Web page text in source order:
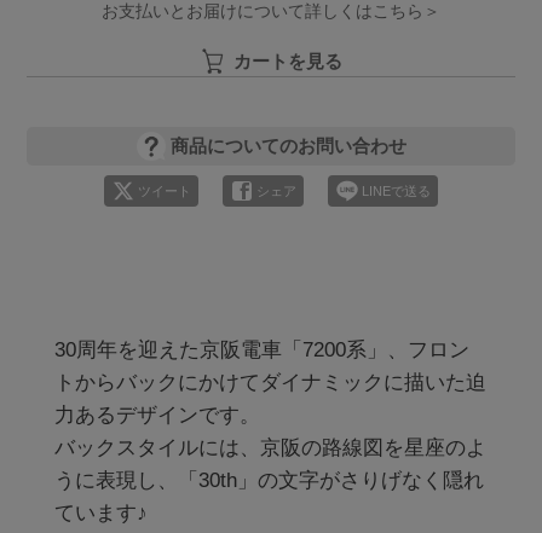
お支払いとお届けについて詳しくはこちら＞
カートを見る
商品についてのお問い合わせ
ツイート シェア LINEで送る
30周年を迎えた京阪電車「7200系」、フロン
トからバックにかけてダイナミックに描いた迫
力あるデザインです。
バックスタイルには、京阪の路線図を星座のよ
うに表現し、「30th」の文字がさりげなく隠れ
ています♪